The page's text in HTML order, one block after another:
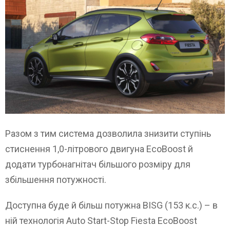
Разом з тим система дозволила знизити ступінь
стиснення 1,0-літрового двигуна EcoBoost й
додати турбонагнітач більшого розміру для
збільшення потужності.
Доступна буде й більш потужна BISG (153 к.с.) – в
ній технологія Auto Start-Stop Fiesta EcoBoost